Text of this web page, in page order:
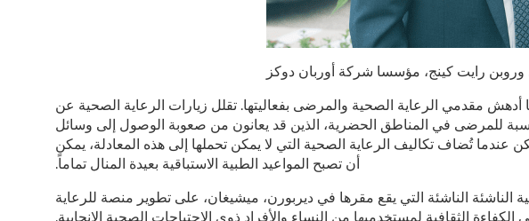
رايت كينج، مؤسسا شركة أوربان دوكز
الصحية عن بُعد اعتمادًا سريعًا منذ عام 2020، مما أدهش مقدمي الرعاية الصحية والمرضى بفعاليتها. تقلل زيارات الرعاية الصحية عن
للمرضى في المناطق الحضرية، الذين قد يعانون من صعوبة الوصول إلى وسائل
تُضاف تكاليف الرعاية الصحية التي لا يمكن تحملها إلى هذه المعادلة، يمكن
أن تصبح المواعيد الطبية الاستباقية بعيدة المنال تماماً.
الناشئة الناشئة التي يقع مقرها في ديربورن، ميشيغان، على تطوير منصة للرعاية